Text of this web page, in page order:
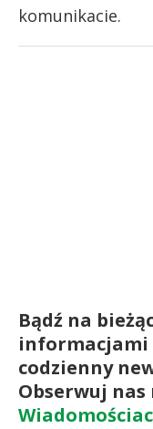
komunikacie.
Bądź na
informacjami
codzienny
Obserwuj